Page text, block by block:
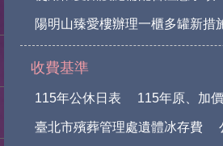
陽明山臻愛樓辦理一櫃多罐新措
收費基準
115年公休日表 115年原、加
臺北市殯葬管理處遺體冰存費